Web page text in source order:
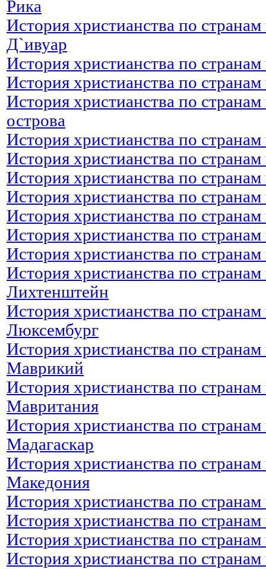
Рика
История христианства по
Д`ивуар
История христианства по
История христианства по
История христианства по
острова
История христианства по
История христианства по
История христианства по
История христианства по
История христианства по
История христианства по
История христианства по
История христианства по
Лихтенштейн
История христианства по
Люксембург
История христианства по
Маврикий
История христианства по
Мавритания
История христианства по
Мадагаскар
История христианства по
Македония
История христианства по
История христианства по
История христианства по
История христианства по